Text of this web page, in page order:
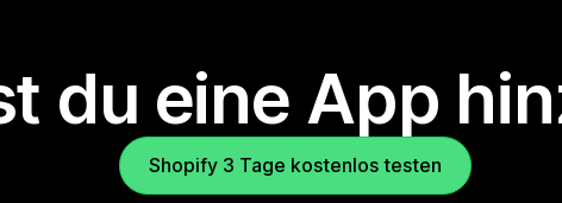
du eine App
Shopify 3 Tage kostenlos testen